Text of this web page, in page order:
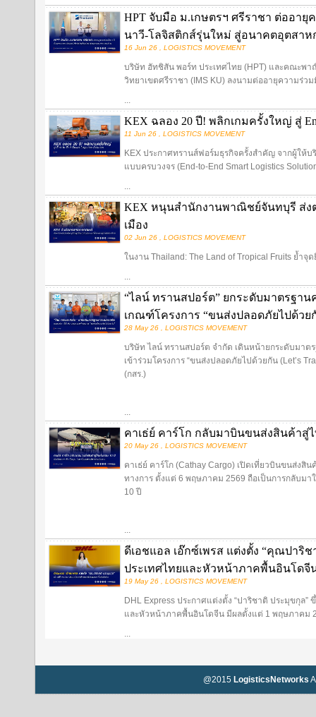
HPT จับมือ ม.เกษตรฯ ศรีราชา ต่ออา
นาวี-โลจิสติกส์รุ่นใหม่ สู่อนาคตอุตสาห
16 Jun 26 , LOGISTICS MOVEMENT
บริษัท ฮัทชิสัน พอร์ท ประเทศไทย (HPT) และคณะพ
วิทยาเขตศรีราชา (IMS KU) ลงนามต่ออายุความร่ว
...
KEX ฉลอง 20 ปี! พลิกเกมครั้งใหญ่ สู่
11 Jun 26 , LOGISTICS MOVEMENT
KEX ประกาศทรานส์ฟอร์มธุรกิจครั้งสำคัญ จากผู้ให้
แบบครบวงจร (End-to-End Smart Logistics
...
KEX หนุนสำนักงานพาณิชย์จันทบุรี ส่ง
เมือง
02 Jun 26 , LOGISTICS MOVEMENT
ในงาน Thailand: The Land of Tropical Fruits ย้ำ
...
“ไลน์ ทรานสปอร์ต” ยกระดับมาตรฐา
เกณฑ์โครงการ “ขนส่งปลอดภัยไปด้วย
28 May 26 , LOGISTICS MOVEMENT
บริษัท ไลน์ ทรานสปอร์ต จำกัด เดินหน้ายกระดับมา
เข้าร่วมโครงการ “ขนส่งปลอดภัยไปด้วยกัน (Let’s
(กสร.)
...
คาเธ่ย์ คาร์โก กลับมาบินขนส่งสินค้าสู่
20 May 26 , LOGISTICS MOVEMENT
คาเธ่ย์ คาร์โก (Cathay Cargo) เปิดเที่ยวบินขนส่งสิ
ทางการ ตั้งแต่ 6 พฤษภาคม 2569 ถือเป็นการกลับม
10 ปี
...
ดีเอชแอล เอ๊กซ์เพรส แต่งตั้ง “คุณปาริ
ประเทศไทยและหัวหน้าภาคพื้นอินโดจี
19 May 26 , LOGISTICS MOVEMENT
DHL Express ประกาศแต่งตั้ง “ปาริชาติ ประมุขกุล
และหัวหน้าภาคพื้นอินโดจีน มีผลตั้งแต่ 1 พฤษภาคม
...
@2015 LogisticsNetworks